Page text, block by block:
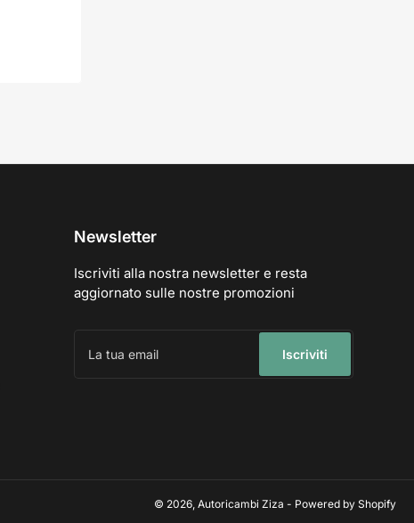
Newsletter
Iscriviti alla nostra newsletter e resta
aggiornato sulle nostre promozioni
tua
Iscriviti
© 2026, Autoricambi Ziza - Powered by Shopify